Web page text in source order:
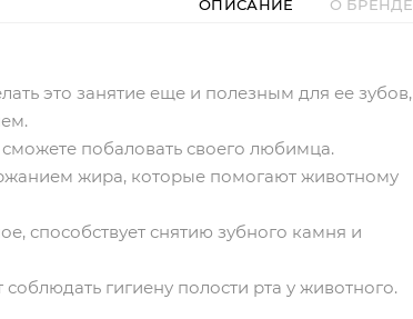
ОПИСАНИЕ О БРЕНДЕ
это занятие еще и полезным для ее зубов,
побаловать своего любимца.
жира, которые помогают животному
способствует снятию зубного камня и
гигиену полости рта у животного.